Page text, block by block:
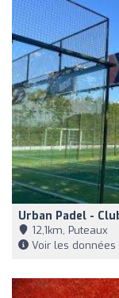
Urban Padel -
12,1km, Puteaux
Voir les